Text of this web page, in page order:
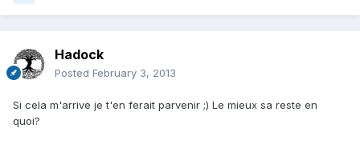
Hadock
Posted February 3, 2013
Si cela m'arrive je t'en ferait parvenir ;) Le mieux sa reste en
quoi?